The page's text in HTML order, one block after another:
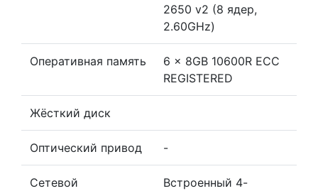
2650 v2 (8 ядер,
2.60GHz)
Оперативная память
6 x 8GB 10600R ECC
REGISTERED
Жёсткий диск
Оптический привод -
Сетевой
Встроенный 4-